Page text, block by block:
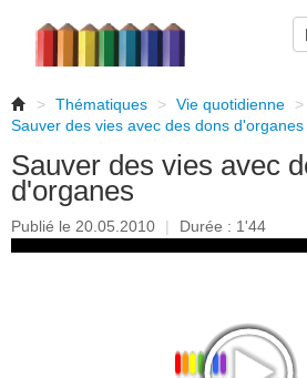
> Thématiques > Vie quotidienne
>
Sauver des vies avec des dons d'organes
Sauver des vies avec
d'organes
Publié le 20.05.2010 | Durée : 1'44